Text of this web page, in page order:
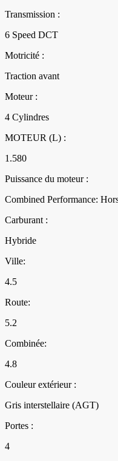
Transmission :
6 Speed DCT
Motricité :
Traction avant
Moteur :
4 Cylindres
MOTEUR (L) :
1.580
Puissance du moteur :
Combined Performance:
Carburant :
Hybride
Ville:
4.5
Route:
5.2
Combinée:
4.8
Couleur extérieur :
Gris interstellaire (AGT)
Portes :
4